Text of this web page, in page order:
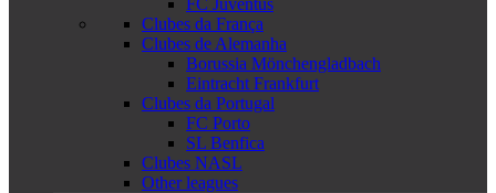
FC Juventus
Clubes da França
Clubes de Alemanha
Borussia Mönchengladbach
Eintracht Frankfurt
Clubes da Portugal
FC Porto
SL Benfica
Clubes NASL
Other leagues